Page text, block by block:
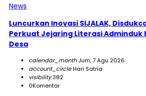
News
Luncurkan Inovasi SIJALAK,
Perkuat Jejaring Literasi Adminduk
Desa
calendar_monthJum, 7 Agu 2026
account_circleHari Satria
visibility382
0Komentar